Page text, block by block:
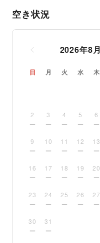
空き状況
2026年8月
日 月 火 水 木
2 3 4 5 6
9 10 11 12 13
16 17 18 19 20
23 24 25 26 27
30 31